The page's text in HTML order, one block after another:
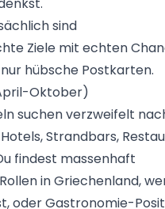
sind
Ziele mit echten
hübsche Postkarten.
Oktober)
suchen verzweifelt
Strandbars,
findest massenhaft
in Griechenland,
oder Gastronomie-